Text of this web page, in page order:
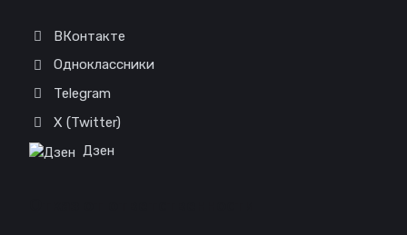
ВКонтакте
Одноклассники
Telegram
X (Twitter)
Дзен